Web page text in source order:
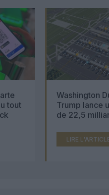
tout
Washington
Trump lance
de 22,5
LIRE